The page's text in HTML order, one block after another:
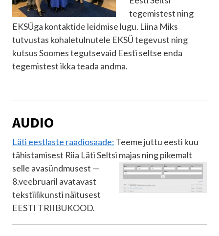
tegemistest ning
EKSÜga kontaktide leidmise lugu. Liina Miks
tutvustas kohaletulnutele EKSÜ tegevust ning
kutsus Soomes tegutsevaid Eesti seltse enda
tegemistest ikka teada andma.
AUDIO
Läti eestlaste raadiosaade: Teeme juttu eesti kuu
tähistamisest Riia Läti Seltsi majas ning pikemalt
selle avasündmusest —
8.veebruaril avatavast
tekstiilikunsti näitusest
EESTI TRIIBUKOOD.